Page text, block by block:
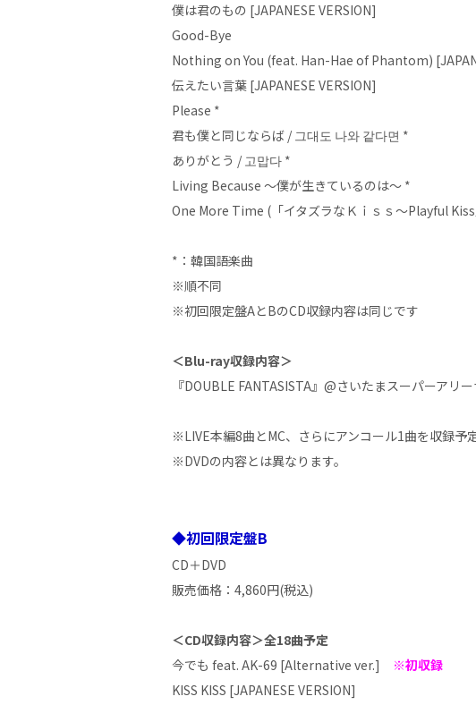
僕は君のもの [JAPANESE VERSION]
Good-Bye
Nothing on You (feat. Han-Hae of Phantom)
伝えたい言葉 [JAPANESE VERSION]
Please *
君も僕と同じならば / 그대도 나와 같다면 *
ありがとう / 고맙다 *
Living Because ～僕が生きているのは～ *
One More Time (「イタズラなＫｉｓｓ～Playful
*：韓国語楽曲
※順不同
※初回限定盤AとBのCD収録内容は同じです
＜Blu-ray収録内容＞
『DOUBLE FANTASISTA』@さいたまスーパーア
※LIVE本編8曲とMC、さらにアンコール1曲を収録予定
※DVDの内容とは異なります。
◆初回限定盤B
CD＋DVD
販売価格：4,860円(税込)
＜CD収録内容＞全18曲予定
今でも feat. AK-69 [Alternative ver.] ※初収録
KISS KISS [JAPANESE VERSION]